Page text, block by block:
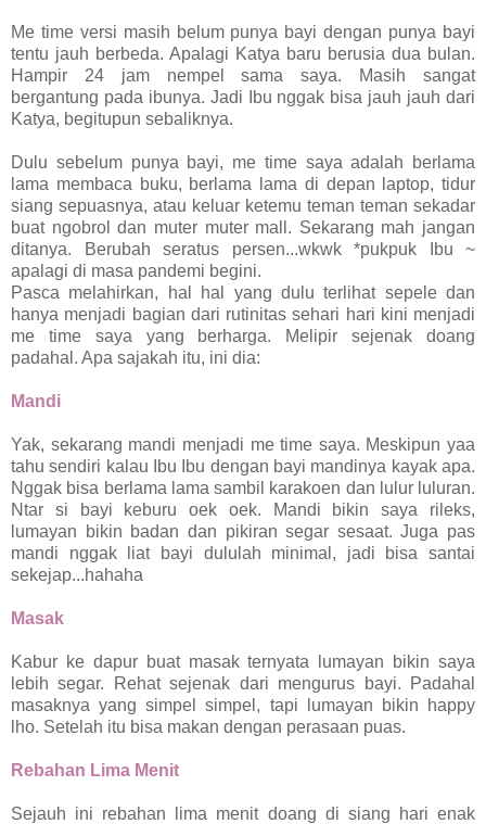
Me time versi masih belum punya bayi dengan punya bayi
tentu jauh berbeda. Apalagi Katya baru berusia dua bulan.
Hampir 24 jam nempel sama saya. Masih sangat
bergantung pada ibunya. Jadi Ibu nggak bisa jauh jauh dari
Katya, begitupun sebaliknya.
Dulu sebelum punya bayi, me time saya adalah berlama
lama membaca buku, berlama lama di depan laptop, tidur
siang sepuasnya, atau keluar ketemu teman teman sekadar
buat ngobrol dan muter muter mall. Sekarang mah jangan
ditanya. Berubah seratus persen...wkwk *pukpuk Ibu ~
apalagi di masa pandemi begini.
Pasca melahirkan, hal hal yang dulu terlihat sepele dan
hanya menjadi bagian dari rutinitas sehari hari kini menjadi
me time saya yang berharga. Melipir sejenak doang
padahal. Apa sajakah itu, ini dia:
Mandi
Yak, sekarang mandi menjadi me time saya. Meskipun yaa
tahu sendiri kalau Ibu Ibu dengan bayi mandinya kayak apa.
Nggak bisa berlama lama sambil karakoen dan lulur luluran.
Ntar si bayi keburu oek oek. Mandi bikin saya rileks,
lumayan bikin badan dan pikiran segar sesaat. Juga pas
mandi nggak liat bayi dululah minimal, jadi bisa santai
sekejap...hahaha
Masak
Kabur ke dapur buat masak ternyata lumayan bikin saya
lebih segar. Rehat sejenak dari mengurus bayi. Padahal
masaknya yang simpel simpel, tapi lumayan bikin happy
lho. Setelah itu bisa makan dengan perasaan puas.
Rebahan Lima Menit
Sejauh ini rebahan lima menit doang di siang hari enak